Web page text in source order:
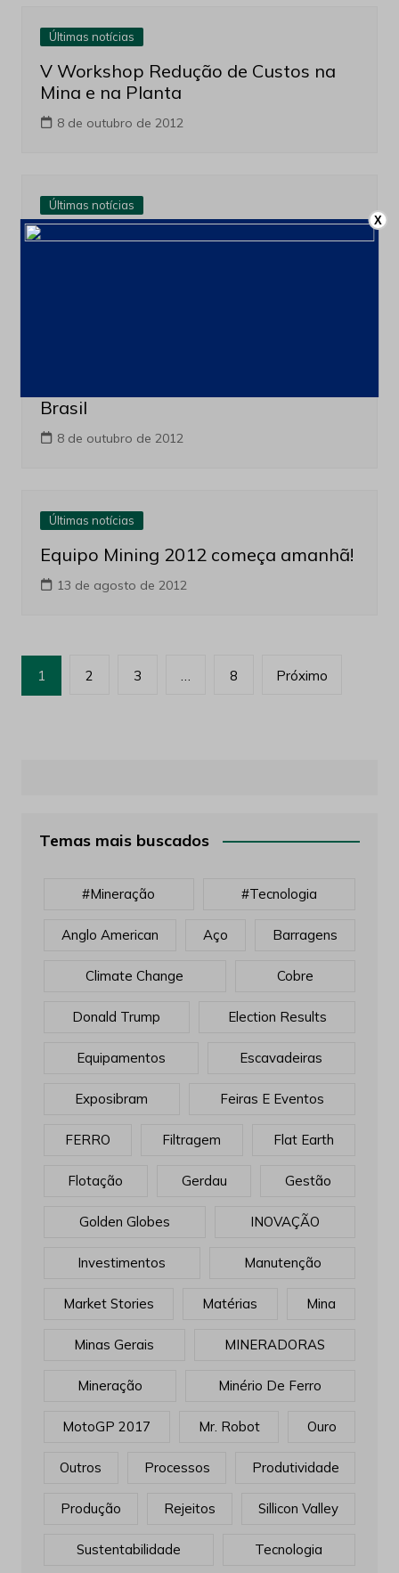
Últimas notícias
V Workshop Redução de Custos na
Mina e na Planta
8 de outubro de 2012
Últimas notícias
Powerscreen lança o Warrior 1400X
Brasil
8 de outubro de 2012
Últimas notícias
Equipo Mining 2012 começa amanhã!
13 de agosto de 2012
Paginação
de
1 2 3 … 8 Próximo
Temas mais buscados
#mineração #tecnologia
Anglo American Aço Barragens
Climate Change Cobre
Donald Trump Election Results
Equipamentos Escavadeiras
Exposibram Feiras E Eventos
FERRO Filtragem Flat Earth
Flotação Gerdau Gestão
Golden Globes INOVAÇÃO
Investimentos Manutenção
Market Stories Matérias Mina
Minas Gerais MINERADORAS
Mineração Minério De Ferro
MotoGP 2017 Mr. Robot Ouro
Outros Processos Produtividade
Produção Rejeitos Sillicon Valley
Sustentabilidade Tecnologia
X